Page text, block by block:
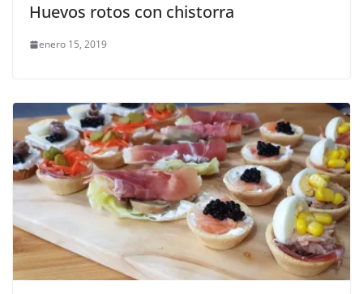
Huevos rotos con chistorra
enero 15, 2019